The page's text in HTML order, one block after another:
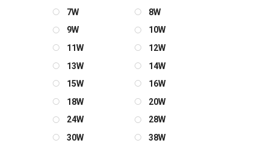
7W
8W
9W
10W
11W
12W
13W
14W
15W
16W
18W
20W
24W
28W
30W
38W